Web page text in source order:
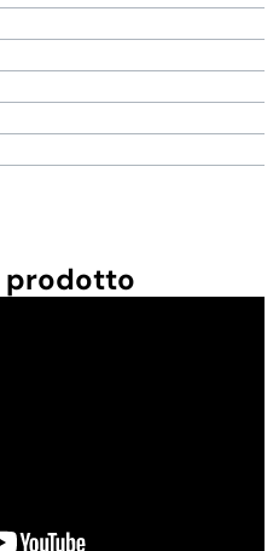
prodotto